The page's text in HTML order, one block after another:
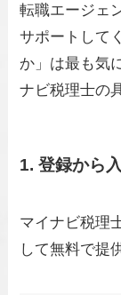
転職エージェ
サポートして
か」は最も気
ナビ税理士の
1. 登録から
マイナビ税理
して無料で提